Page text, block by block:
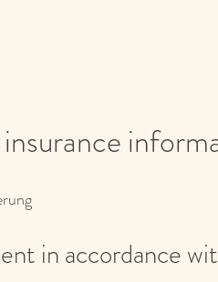
in accordance